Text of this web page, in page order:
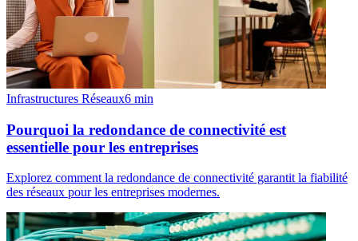
Infrastructures Réseaux6 min
Pourquoi la redondance de connectivité est
essentielle pour les entreprises
Explorez comment la redondance de connectivité garantit la fiabilité
des réseaux pour les entreprises modernes.